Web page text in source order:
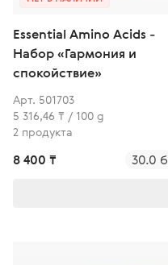
Essential Amino Acids -
Набор «Гармония и
спокойствие»
Арт. 501703
5 316,46 ₸ / 100 g
2 продукта
8 400 ₸ 30.0 б